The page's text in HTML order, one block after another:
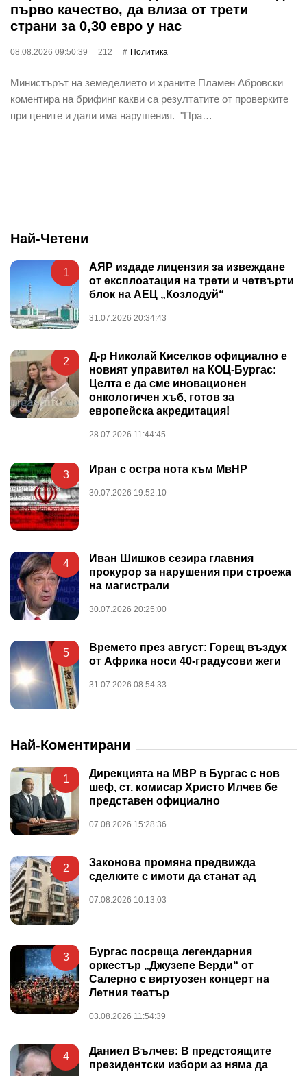
първо качество, да влиза от трети
страни за 0,30 евро у нас
08.08.2026 09:50:39 212 Политика
Министърът на земеделието и храните Пламен Абровски
коментира на брифинг какви са резултатите от проверките
при цените и дали има нарушения. "Пра…
Най-Четени
1
АЯР издаде лицензия за извеждане
от експлоатация на трети и четвърти
блок на АЕЦ „Козлодуй“
31.07.2026 20:34:43
2
Д-р Николай Киселков официално е
новият управител на КОЦ-Бургас:
Целта е да сме иновационен
онкологичен хъб, готов за
европейска акредитация!
28.07.2026 11:44:45
3 Иран с остра нота към МвНР
30.07.2026 19:52:10
4
Иван Шишков сезира главния
прокурор за нарушения при строежа
на магистрали
30.07.2026 20:25:00
5
Времето през август: Горещ въздух
от Африка носи 40-градусови жеги
31.07.2026 08:54:33
Най-Коментирани
1
Дирекцията на МВР в Бургас с нов
шеф, ст. комисар Христо Илчев бе
представен официално
07.08.2026 15:28:36
2
Законова промяна предвижда
сделките с имоти да станат ад
07.08.2026 10:13:03
3
Бургас посреща легендарния
оркестър „Джузепе Верди“ от
Салерно с виртуозен концерт на
Летния театър
03.08.2026 11:54:39
4
Даниел Вълчев: В предстоящите
президентски избори аз няма да